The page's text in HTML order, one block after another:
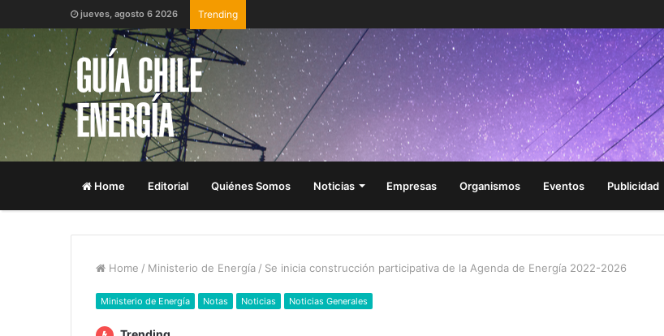
jueves, agosto 6 2026 Trending
Home Editorial Quiénes Somos Noticias Empresas Organismos Eventos Publicidad
Home / Ministerio de Energía / Se inicia construcción participativa de la Agenda de Energía 2022-2026
Ministerio de Energía Notas Noticias Noticias Generales